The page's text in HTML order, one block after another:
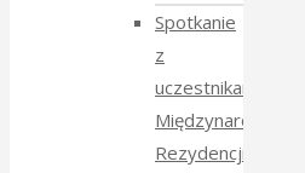
Spotkanie
z
uczestnikami
Międzynarodowych
Rezydencji